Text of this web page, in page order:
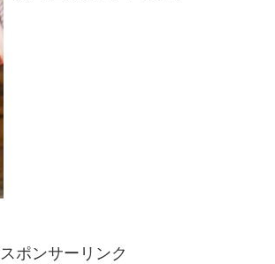
スポンサーリンク